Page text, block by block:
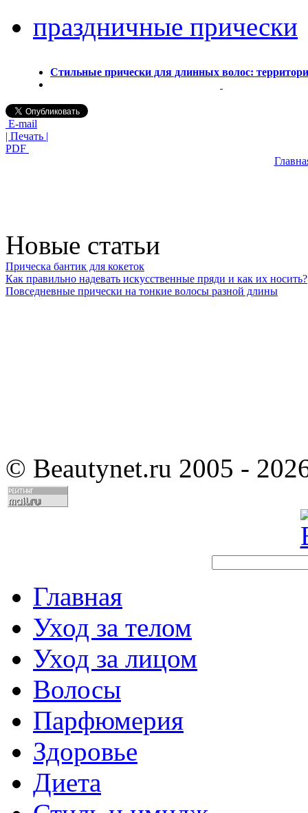
праздничные прически
Стильные прически для длинных волос:
E-mail
| Печать |
PDF
Новые статьи
Прическа бантик для кокеток
Как правильно надевать искусственные пряди и как их носить?
Повседневные прически на тонкие волосы разной длины
© Beautynet.ru 2005 -
Главная
Уход за телом
Уход за лицом
Волосы
Парфюмерия
Здоровье
Диета